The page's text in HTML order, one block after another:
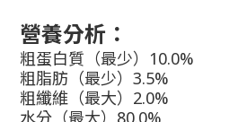
營養分析：
粗蛋白質（最少） 10.0%
粗脂肪（最少） 3.5%
粗纖維（最大） 2.0%
水分（最大） 80.0%